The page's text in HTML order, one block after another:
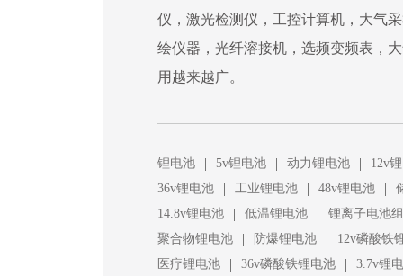
仪，激光检测仪，工控计算机，大气
绘仪器，光纤溶接机，选频变频表，
用越来越广。
锂电池 | 5v锂电池 | 动力锂电池 |
12v
36v锂电池
| 工业锂电池 | 48v锂电池 |
14.8v锂电池
| 低温锂电池 |
锂离子电池组
聚合物锂电池
| 防爆锂电池 |
12v磷酸铁
医疗锂电池
| 36v磷酸铁锂电池 | 3.7v锂